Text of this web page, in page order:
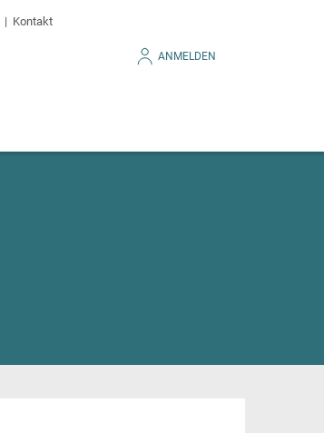
Kontakt
ANMELDEN